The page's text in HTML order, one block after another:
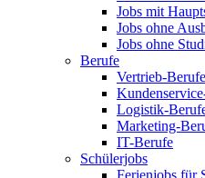
Jobs mit
Jobs ohne
Jobs ohne
Berufe
Vertrieb-Berufe
Logistik-
Marketing-
IT-Berufe
Schülerjobs
Ferienjobs für